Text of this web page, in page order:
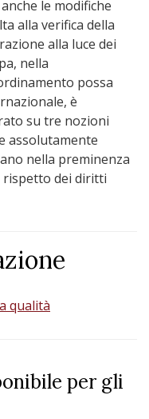
le modifiche
alla verifica della
alla luce dei
nella
possa
è
su tre nozioni
assolutamente
nella preminenza
rispetto dei diritti
qualità
per gli